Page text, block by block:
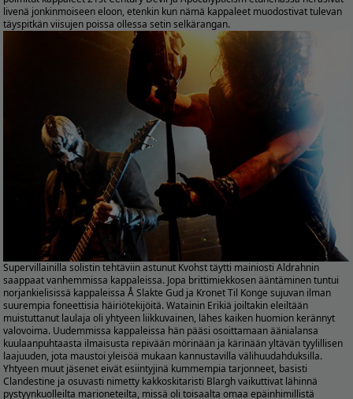
livenä jonkinmoiseen eloon, etenkin kun nämä kappaleet muodostivat tulevan
täyspitkän viisujen poissa ollessa setin selkärangan.
Supervillainilla solistin tehtäviin astunut Kvohst täytti mainiosti Aldrahnin
saappaat vanhemmissa kappaleissa. Jopa brittimiekkosen ääntäminen tuntui
norjankielisissä kappaleissa Å Slakte Gud ja Kronet Til Konge sujuvan ilman
suurempia foneettisia häiriötekijöitä. Watainin Erikiä joiltakin eleiltään
muistuttanut laulaja oli yhtyeen liikkuvainen, lähes kaiken huomion kerännyt
valovoima. Uudemmissa kappaleissa hän pääsi osoittamaan äänialansa
kuulaanpuhtaasta ilmaisusta repivään mörinään ja kärinään yltävän tyylillisen
laajuuden, jota maustoi yleisöä mukaan kannustavilla välihuudahduksilla.
Yhtyeen muut jäsenet eivät esiintyjinä kummempia tarjonneet, basisti
Clandestine ja osuvasti nimetty kakkoskitaristi Blargh vaikuttivat lähinnä
pystyynkuolleilta marioneteilta, missä oli toisaalta omaa epäinhimillistä